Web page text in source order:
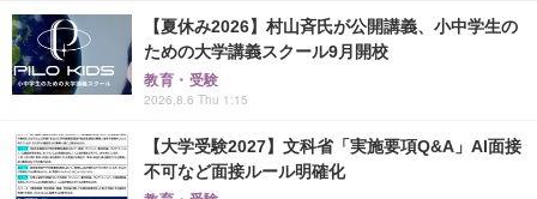
【夏休み2026】村山斉氏が公開講義、小中学生の
ための大学講義スクール9月開校
教育・受験
2026.8.6 Thu 1:15
【大学受験2027】文科省「実施要項Q&A」AI面接
不可など面接ルール明確化